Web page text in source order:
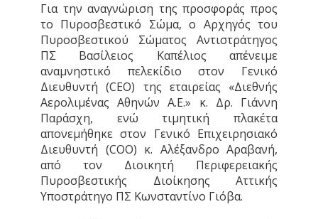
Για την αναγνώριση της προσφοράς προς
το Πυροσβεστικό Σώμα, ο Αρχηγός του
Πυροσβεστικού Σώματος Αντιστράτηγος
ΠΣ Βασίλειος Καπέλιος απένειμε
αναμνηστικό πελεκίδιο στον Γενικό
Διευθυντή (CEO) της εταιρείας «Διεθνής
Αερολιμένας Αθηνών Α.Ε.» κ. Δρ. Γιάννη
Παράσχη, ενώ τιμητική πλακέτα
απονεμήθηκε στον Γενικό Επιχειρησιακό
Διευθυντή (COO) κ. Αλέξανδρο Αραβανή,
από τον Διοικητή Περιφερειακής
Πυροσβεστικής Διοίκησης Αττικής
Υποστράτηγο ΠΣ Κωνσταντίνο Γιόβα.